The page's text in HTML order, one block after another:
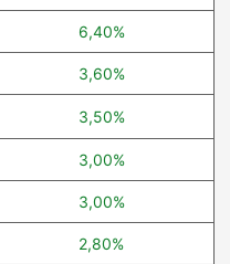
6,40%
3,60%
3,50%
3,00%
3,00%
2,80%